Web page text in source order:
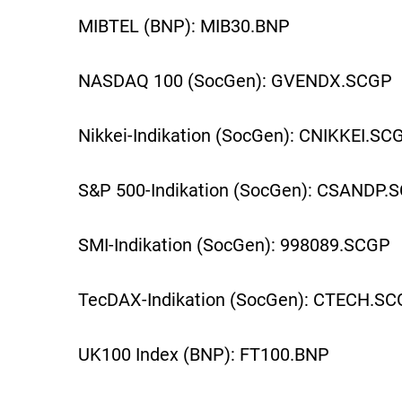
MIBTEL (BNP): MIB30.BNP
NASDAQ 100 (SocGen): GVENDX.SCGP
Nikkei-Indikation (SocGen):
S&P 500-Indikation (SocGen):
SMI-Indikation (SocGen): 998089.SCGP
TecDAX-Indikation (SocGen):
UK100 Index (BNP): FT100.BNP